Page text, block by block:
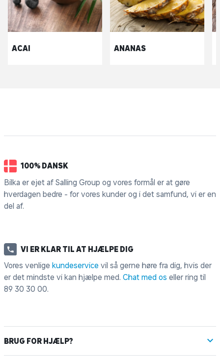
ACAI ANANAS
100% DANSK
Bilka er ejet af Salling Group og vores formål er at gøre
hverdagen bedre - for vores kunder og i det samfund, vi er en
del af.
VI ER KLAR TIL AT HJÆLPE DIG
Vores venlige kundeservice vil så gerne høre fra dig, hvis der
er det mindste vi kan hjælpe med. Chat med os eller ring til
89 30 30 00.
BRUG FOR HJÆLP?